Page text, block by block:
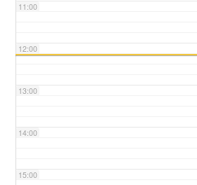
11:00
12:00
13:00
14:00
15:00